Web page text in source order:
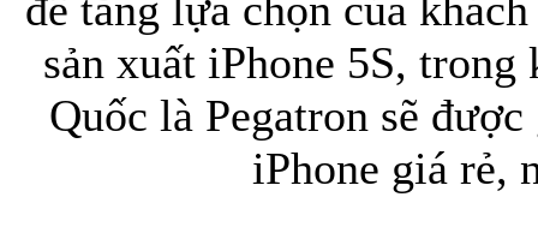
sản xuất iPhone 5S,
Quốc là Pegatron sẽ
iPhone giá rẻ,